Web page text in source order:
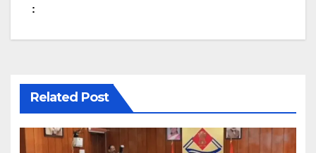
:
Related Post